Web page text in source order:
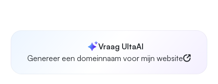
Vraag UltaAI
Genereer een domeinnaam voor mijn website